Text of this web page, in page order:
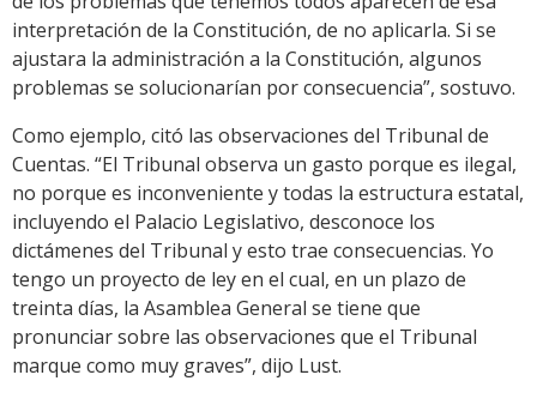
interpretación de la Constitución, de no aplicarla. Si se
ajustara la administración a la Constitución, algunos
problemas se solucionarían por consecuencia”, sostuvo.
Como ejemplo, citó las observaciones del Tribunal de
Cuentas. “El Tribunal observa un gasto porque es ilegal,
no porque es inconveniente y todas la estructura estatal,
incluyendo el Palacio Legislativo, desconoce los
dictámenes del Tribunal y esto trae consecuencias. Yo
tengo un proyecto de ley en el cual, en un plazo de
treinta días, la Asamblea General se tiene que
pronunciar sobre las observaciones que el Tribunal
marque como muy graves”, dijo Lust.